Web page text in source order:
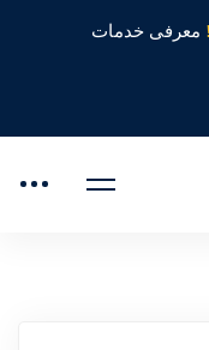
معرفی خدمات